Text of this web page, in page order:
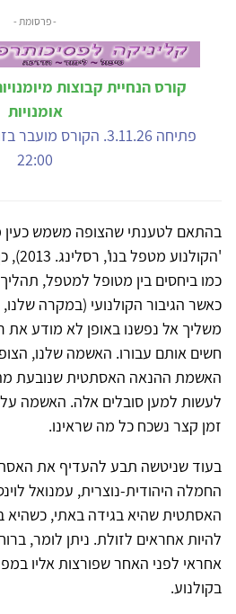
- פרסומת -
קורס הנחיית קבוצות
אומנויות
22:00
בהתאם לטענתי שהצופה משמש כעין
כמו ביחסים בין מטופל למטפל,
כאשר הגיבור הקולנועי (במקרה
משליך אל נפשנו באופן לא מודע את
חשים אותם עבורו. האשמה שלנו,
האשמת ההנאה האסתטית שנובעת
לעשות למען סובלים אלה. האשמה
זמן קצר נשכח כל מה שראינו.
בעוד שניטשה תבע להעדיף את
החמלה היהודית-נוצרית, עמנואל
האסתטית שהיא בגידה באתי, כשהיא
להיות אחראים לזולת. ניתן לומר,
אחראי לפני האחר שפורצות אליו
בקולנוע.